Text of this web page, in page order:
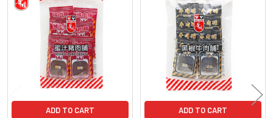
Related
Products
ADD TO CART ADD TO CART